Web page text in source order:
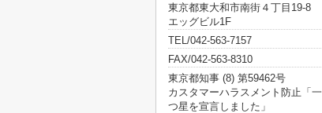
東京都東大和市南街４丁目19-8
エッグビル1F
TEL/042-563-7157
FAX/042-563-8310
東京都知事 (8) 第59462号
カスタマーハラスメント防止「一
つ星を宣言しました」